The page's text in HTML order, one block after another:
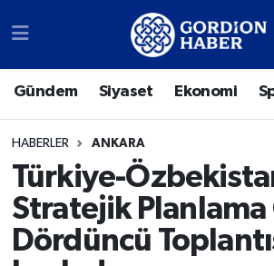
Gündem Siyaset Ekonomi
HABERLER ANKARA
Türkiye-
Stratejik Planlama
Dördüncü
Sosyal Medya Hesaplarımız
Siyaset
Ekonomi
Spor
Ankara Nöbetçi Eczaneler
Ankara Trafik Yoğunluk Haritası
Süper Lig Puan Durumu ve
Tüm Manşetler